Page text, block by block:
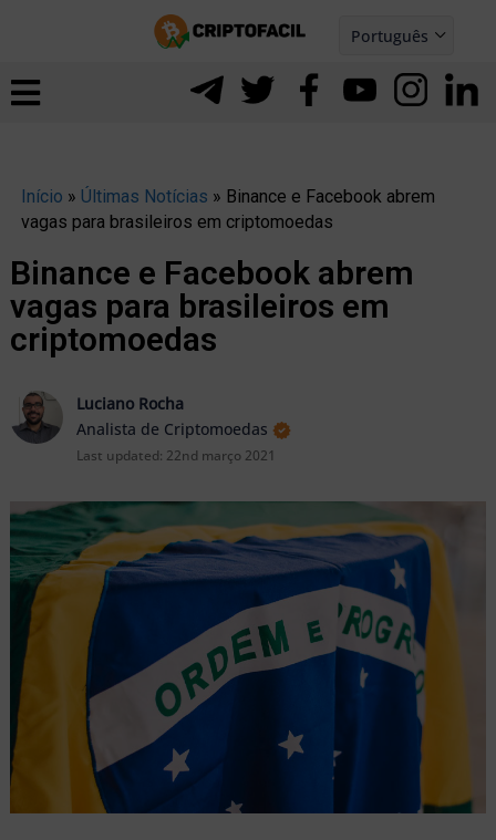
Português
Español
Início » Últimas Notícias » Binance e Facebook abrem
vagas para brasileiros em criptomoedas
Binance e Facebook abrem
vagas para brasileiros em
criptomoedas
Luciano Rocha
Analista de Criptomoedas
Last updated: 22nd março 2021